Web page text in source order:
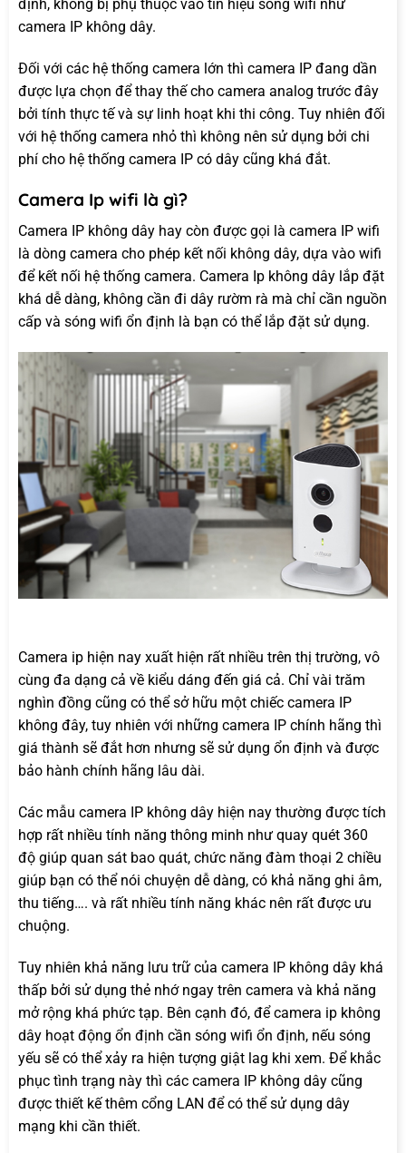
định, không bị phụ thuộc vào tín hiệu sóng wifi như
camera IP không dây.
Đối với các hệ thống camera lớn thì camera IP đang dần
được lựa chọn để thay thế cho camera analog trước đây
bởi tính thực tế và sự linh hoạt khi thi công. Tuy nhiên đối
với hệ thống camera nhỏ thì không nên sử dụng bởi chi
phí cho hệ thống camera IP có dây cũng khá đắt.
Camera Ip wifi là gì?
Camera IP không dây hay còn được gọi là camera IP wifi
là dòng camera cho phép kết nối không dây, dựa vào wifi
để kết nối hệ thống camera. Camera Ip không dây lắp đặt
khá dễ dàng, không cần đi dây rườm rà mà chỉ cần nguồn
cấp và sóng wifi ổn định là bạn có thể lắp đặt sử dụng.
Camera ip hiện nay xuất hiện rất nhiều trên thị trường, vô
cùng đa dạng cả về kiểu dáng đến giá cả. Chỉ vài trăm
nghìn đồng cũng có thể sở hữu một chiếc camera IP
không đây, tuy nhiên với những camera IP chính hãng thì
giá thành sẽ đắt hơn nhưng sẽ sử dụng ổn định và được
bảo hành chính hãng lâu dài.
Các mẫu camera IP không dây hiện nay thường được tích
hợp rất nhiều tính năng thông minh như quay quét 360
độ giúp quan sát bao quát, chức năng đàm thoại 2 chiều
giúp bạn có thể nói chuyện dễ dàng, có khả năng ghi âm,
thu tiếng…. và rất nhiều tính năng khác nên rất được ưu
chuộng.
Tuy nhiên khả năng lưu trữ của camera IP không dây khá
thấp bởi sử dụng thẻ nhớ ngay trên camera và khả năng
mở rộng khá phức tạp. Bên cạnh đó, để camera ip không
dây hoạt động ổn định cần sóng wifi ổn định, nếu sóng
yếu sẽ có thể xảy ra hiện tượng giật lag khi xem. Để khắc
phục tình trạng này thì các camera IP không dây cũng
được thiết kế thêm cổng LAN để có thể sử dụng dây
mạng khi cần thiết.